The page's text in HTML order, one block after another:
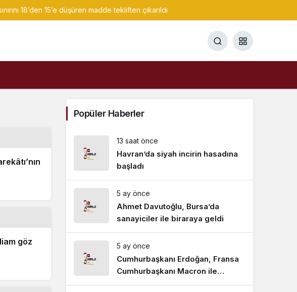
18’den 15’e düşüren madde tekliften çıkarıldı
göz
Popüler Haberler
13 saat önce
Havran’da siyah incirin hasadına
başladı
5 ay önce
Ahmet Davutoğlu, Bursa’da
sanayiciler ile biraraya geldi
5 ay önce
Cumhurbaşkanı Erdoğan, Fransa
Cumhurbaşkanı Macron ile
telefonda görüştü